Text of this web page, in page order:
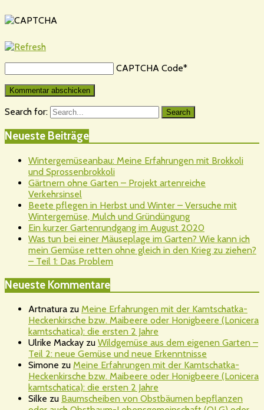
CAPTCHA Code*
Search for: Search
Neueste Beiträge
Wintergemüseanbau: Meine Erfahrungen mit Brokkoli
und Sprossenbrokkoli
Gärtnern ohne Garten – Projekt artenreiche
Verkehrsinsel
Beete pflegen in Herbst und Winter – Versuche mit
Wintergemüse, Mulch und Gründüngung
Ein kurzer Gartenrundgang im August 2020
Was tun bei einer Mäuseplage im Garten? Wie kann ich
mein Gemüse retten ohne gleich in den Krieg zu ziehen?
– Teil 1: Das Problem
Neueste Kommentare
Artnatura zu Meine Erfahrungen mit der Kamtschatka-
Heckenkirsche bzw. Maibeere oder Honigbeere (Lonicera
kamtschatica): die ersten 2 Jahre
Ulrike Mackay zu Wildgemüse aus dem eigenen Garten –
Teil 2: neue Gemüse und neue Erkenntnisse
Simone zu Meine Erfahrungen mit der Kamtschatka-
Heckenkirsche bzw. Maibeere oder Honigbeere (Lonicera
kamtschatica): die ersten 2 Jahre
Silke zu Baumscheiben von Obstbäumen bepflanzen